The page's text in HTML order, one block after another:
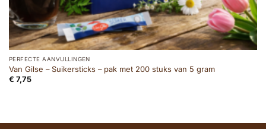
PERFECTE AANVULLINGEN
Van Gilse – Suikersticks – pak met 200 stuks van 5 gram
€ 7,75